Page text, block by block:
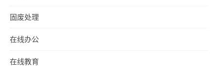
固废处理
在线办公
在线教育